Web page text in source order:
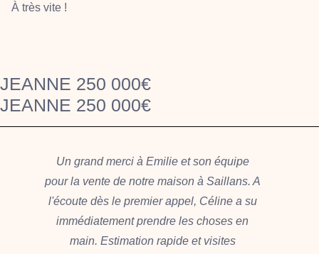
À très vite !
JEANNE 250 000€
JEANNE 250 000€
Un grand merci à Emilie et son équipe
pour la vente de notre maison à Saillans. A
l'écoute dès le premier appel, Céline a su
immédiatement prendre les choses en
main. Estimation rapide et visites